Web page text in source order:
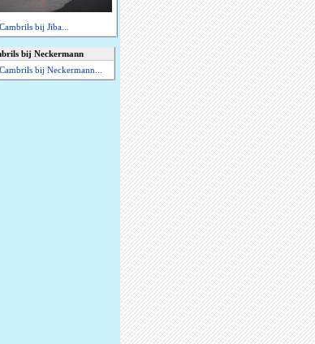
bij Jiba...
bij Neckermann
bij Neckermann...